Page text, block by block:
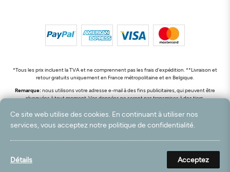
*Tous les prix incluent la TVA et ne comprennent pas les frais d'expédition. **Livraison et
retour gratuits uniquement en France métropolitaine et en Belgique.
Remarque:nous utilisons votre adresse e-mail à des fins publicitaires, qui peuvent être
révoquées à tout moment. Vos données ne seront pas transmises à des tiers.
© 2003 - 2026 Rudolf Hossdorf Teppichhandel e.K. / Tous droits réservés. powered by
createyourtemplate
Ce site web utilise des cookies. En continuant à utiliser nos
services, vous acceptez notre politique de confidentialité.
Détails Acceptez